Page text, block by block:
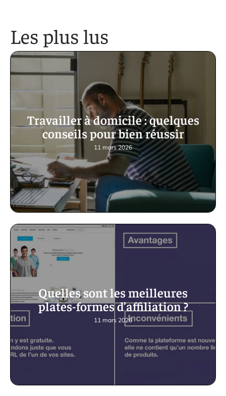
Les plus lus
Travailler à domicile : quelques
conseils pour bien réussir
11 mars 2026
Quelles sont les meilleures
plates-formes d’affiliation ?
11 mars 2026